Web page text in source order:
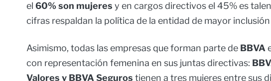
el 60% son mujeres y en cargos directivos el 45% es
cifras respaldan la política de la entidad de mayor
Asimismo, todas las empresas que forman parte de BBVA
con representación femenina en sus juntas directivas:
Valores y BBVA Seguros tienen a tres mujeres entre sus